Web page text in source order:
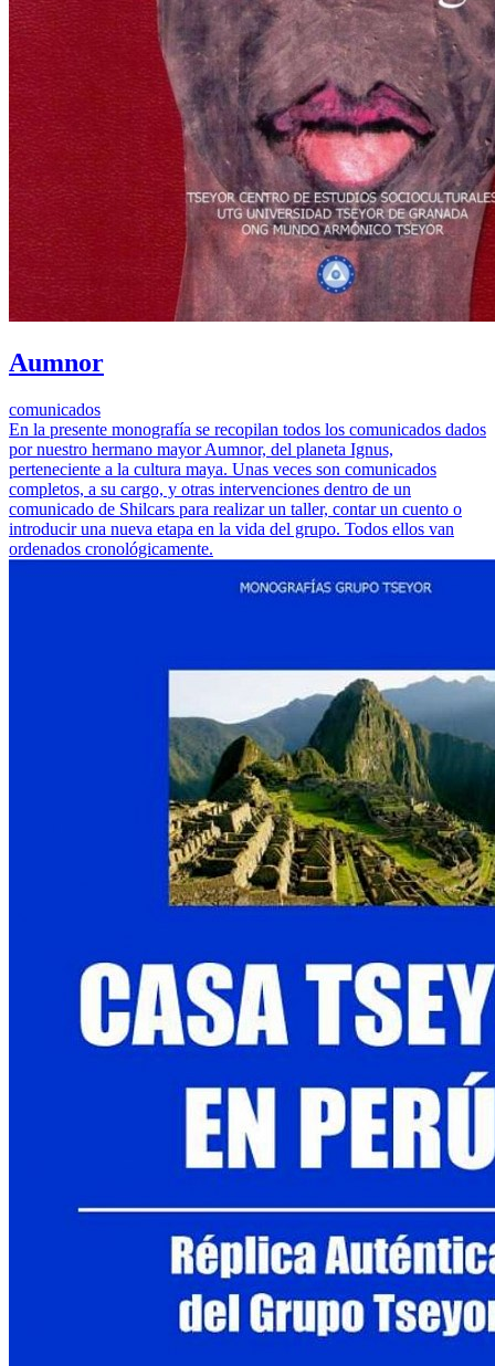
Aumnor
comunicados
En la presente monografía se recopilan todos los comunicados dados
por nuestro hermano mayor Aumnor, del planeta Ignus,
perteneciente a la cultura maya. Unas veces son comunicados
completos, a su cargo, y otras intervenciones dentro de un
comunicado de Shilcars para realizar un taller, contar un cuento o
introducir una nueva etapa en la vida del grupo. Todos ellos van
ordenados cronológicamente.